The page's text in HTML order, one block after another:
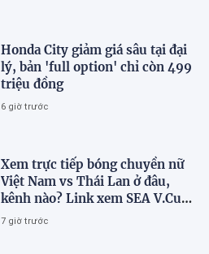
Honda City giảm giá sâu tại đại
lý, bản 'full option' chỉ còn 499
triệu đồng
6 giờ trước
Xem trực tiếp bóng chuyền nữ
Việt Nam vs Thái Lan ở đâu,
kênh nào? Link xem SEA V.Cup
2026 mới nhất
7 giờ trước